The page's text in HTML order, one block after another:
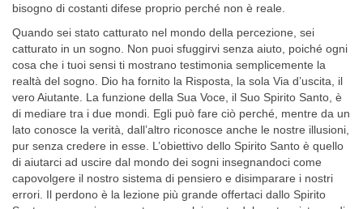
biso­gno di costanti difese proprio perché non è reale.
Quando sei stato catturato nel mondo della percezione, sei
catturato in un sogno. Non puoi sfuggirvi senza aiuto, poiché ogni
cosa che i tuoi sensi ti mostrano testimonia semplicemente la
realtà del sogno. Dio ha fornito la Risposta, la sola Via d’uscita, il
vero Aiutante. La funzione della Sua Voce, il Suo Spirito Santo, è
di mediare tra i due mondi. Egli può fare ciò perché, mentre da un
lato conosce la verità, dall’altro ri­conosce anche le nostre illusioni,
pur senza credere in esse. L’obiettivo dello Spirito Santo è quello
di aiutarci ad uscire dal mondo dei sogni insegnandoci come
capovolgere il nostro sistema di pensiero e disim­parare i nostri
errori. Il perdono è la lezione più grande offertaci dallo Spirito